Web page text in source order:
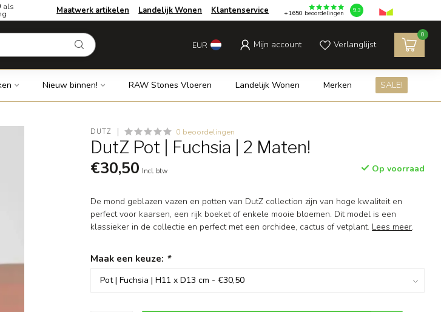
als Maatwerk artikelen Landelijk Wonen Klantenservice +1650 beoordelingen 9.3
EUR Mijn account Verlanglijst
0
Nieuw binnen! RAW Stones Vloeren Landelijk Wonen Merken SALE!
DUTZ 0 beoordelingen
DutZ Pot | Fuchsia | 2 Maten!
€30,50 Incl. btw Op voorraad
De mond geblazen vazen en potten van DutZ collection zijn van hoge kwaliteit en
perfect voor kaarsen, een rijk boeket of enkele mooie bloemen. Dit model is een
klassieker in de collectie en perfect met een orchidee, cactus of vetplant. Lees meer.
Maak een keuze: *